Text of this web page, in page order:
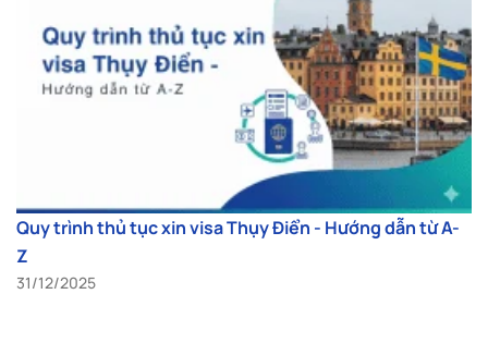
Quy trình thủ tục xin visa Thụy Điển - Hướng dẫn từ A-
Z
31/12/2025